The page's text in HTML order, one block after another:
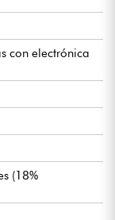
con electrónica
(18%